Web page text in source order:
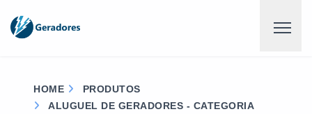
HOME
PRODUTOS
ALUGUEL DE GERADORES - CATEGORIA